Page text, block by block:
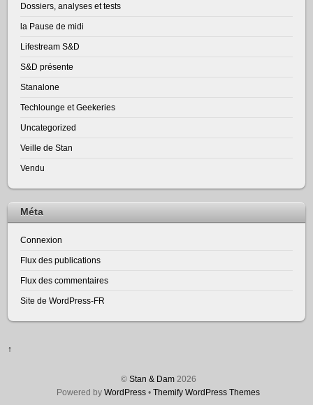
Dossiers, analyses et tests
la Pause de midi
Lifestream S&D
S&D présente
Stanalone
Techlounge et Geekeries
Uncategorized
Veille de Stan
Vendu
Méta
Connexion
Flux des publications
Flux des commentaires
Site de WordPress-FR
↑
© Stan & Dam2026
Powered by WordPress • Themify WordPress Themes